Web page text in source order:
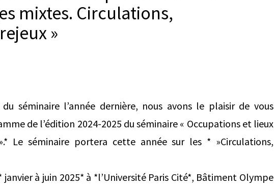
mixtes. Circulations,
»
séminaire l’année dernière, nous avons le plaisir de vous
de l’édition 2024-2025 du séminaire « Occupations et lieux
Le séminaire portera cette année sur les * »Circulations,
janvier à juin 2025* à *l’Université Paris Cité*, Bâtiment Olympe